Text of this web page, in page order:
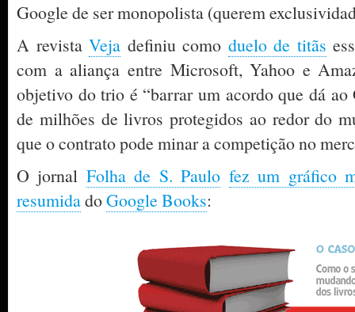
Google de ser monopolista (querem
A revista Veja definiu como duelo de titãs
com a aliança entre Microsoft, Yahoo e
objetivo do trio é “barrar um acordo que dá
de milhões de livros protegidos ao redor do
que o contrato pode minar a competição no
O jornal Folha de S. Paulo fez um gráfico
resumidadoGoogle Books: